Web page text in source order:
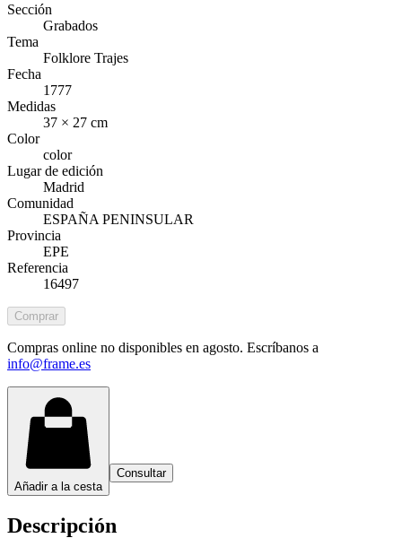
Sección
Grabados
Tema
Folklore Trajes
Fecha
1777
Medidas
37 × 27 cm
Color
color
Lugar de edición
Madrid
Comunidad
ESPAÑA PENINSULAR
Provincia
EPE
Referencia
16497
Comprar
Compras online no disponibles en agosto. Escríbanos a
info@frame.es
Añadir a la cesta
Consultar
Descripción